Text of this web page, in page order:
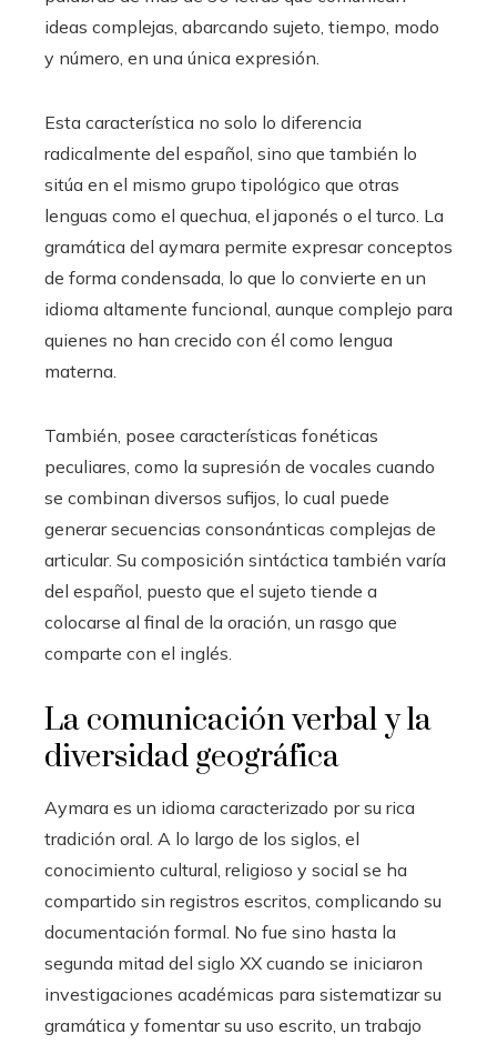
ideas complejas, abarcando sujeto, tiempo, modo
y número, en una única expresión.
Esta característica no solo lo diferencia
radicalmente del español, sino que también lo
sitúa en el mismo grupo tipológico que otras
lenguas como el quechua, el japonés o el turco. La
gramática del aymara permite expresar conceptos
de forma condensada, lo que lo convierte en un
idioma altamente funcional, aunque complejo para
quienes no han crecido con él como lengua
materna.
También, posee características fonéticas
peculiares, como la supresión de vocales cuando
se combinan diversos sufijos, lo cual puede
generar secuencias consonánticas complejas de
articular. Su composición sintáctica también varía
del español, puesto que el sujeto tiende a
colocarse al final de la oración, un rasgo que
comparte con el inglés.
La comunicación verbal y la
diversidad geográfica
Aymara es un idioma caracterizado por su rica
tradición oral. A lo largo de los siglos, el
conocimiento cultural, religioso y social se ha
compartido sin registros escritos, complicando su
documentación formal. No fue sino hasta la
segunda mitad del siglo XX cuando se iniciaron
investigaciones académicas para sistematizar su
gramática y fomentar su uso escrito, un trabajo